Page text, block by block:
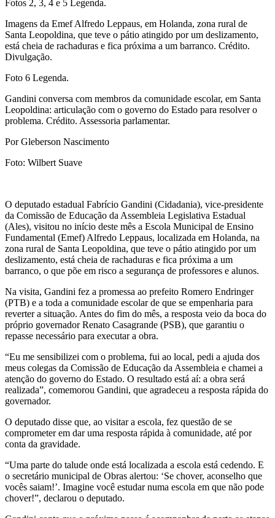
Fotos 2, 3, 4 e 5 Legenda.
Imagens da Emef Alfredo Leppaus, em Holanda, zona rural de
Santa Leopoldina, que teve o pátio atingido por um deslizamento,
está cheia de rachaduras e fica próxima a um barranco. Crédito.
Divulgação.
Foto 6 Legenda.
Gandini conversa com membros da comunidade escolar, em Santa
Leopoldina: articulação com o governo do Estado para resolver o
problema. Crédito. Assessoria parlamentar.
Por Gleberson Nascimento
Foto: Wilbert Suave
O deputado estadual Fabrício Gandini (Cidadania), vice-presidente
da Comissão de Educação da Assembleia Legislativa Estadual
(Ales), visitou no início deste mês a Escola Municipal de Ensino
Fundamental (Emef) Alfredo Leppaus, localizada em Holanda, na
zona rural de Santa Leopoldina, que teve o pátio atingido por um
deslizamento, está cheia de rachaduras e fica próxima a um
barranco, o que põe em risco a segurança de professores e alunos.
Na visita, Gandini fez a promessa ao prefeito Romero Endringer
(PTB) e a toda a comunidade escolar de que se empenharia para
reverter a situação. Antes do fim do mês, a resposta veio da boca do
próprio governador Renato Casagrande (PSB), que garantiu o
repasse necessário para executar a obra.
“Eu me sensibilizei com o problema, fui ao local, pedi a ajuda dos
meus colegas da Comissão de Educação da Assembleia e chamei a
atenção do governo do Estado. O resultado está aí: a obra será
realizada”, comemorou Gandini, que agradeceu a resposta rápida do
governador.
O deputado disse que, ao visitar a escola, fez questão de se
comprometer em dar uma resposta rápida à comunidade, até por
conta da gravidade.
“Uma parte do talude onde está localizada a escola está cedendo. E
o secretário municipal de Obras alertou: ‘Se chover, aconselho que
vocês saiam!’. Imagine você estudar numa escola em que não pode
chover!”, declarou o deputado.